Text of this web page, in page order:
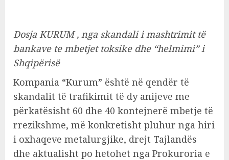
Dosja KURUM , nga skandali i mashtrimit të
bankave te mbetjet toksike dhe “helmimi” i
Shqipërisë
Kompania “Kurum” është në qendër të
skandalit të trafikimit të dy anijeve me
përkatësisht 60 dhe 40 kontejnerë mbetje të
rrezikshme, më konkretisht pluhur nga hiri
i oxhaqeve metalurgjike, drejt Tajlandës
dhe aktualisht po hetohet nga Prokuroria e